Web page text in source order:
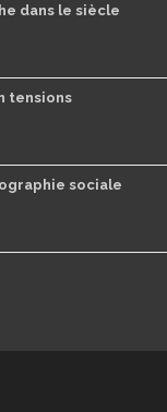
dans le siècle
tensions
sociale